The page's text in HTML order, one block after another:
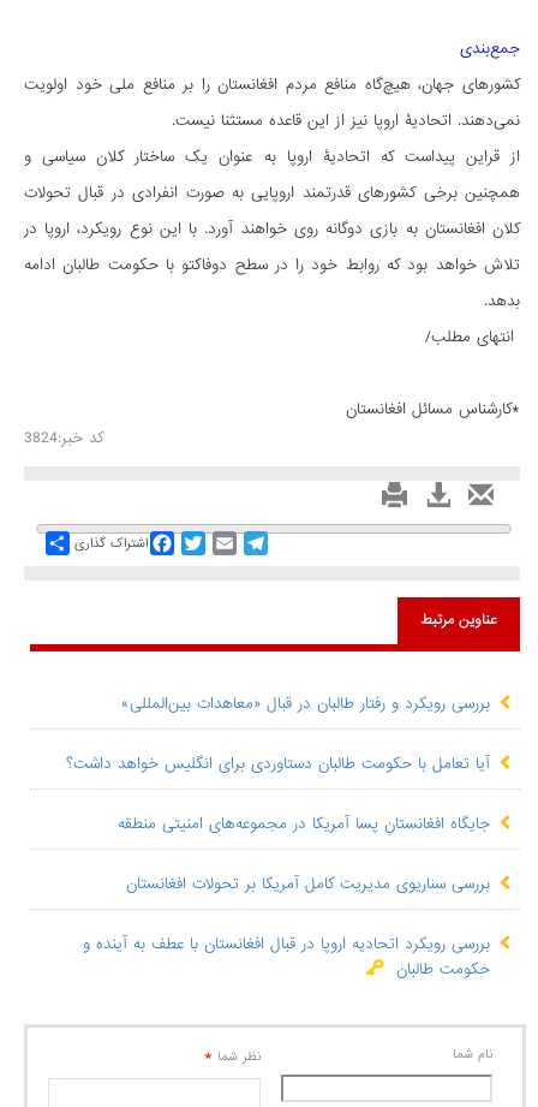
جمع‌بندی
کشورهای جهان، هیچ‌گاه منافع مردم افغانستان را بر منافع ملی خود اولویت
نمی‌دهند. اتحادیۀ اروپا نیز از این قاعده مستثنا نیست.
از قراین پیداست که اتحادیۀ اروپا به عنوان یک ساختار کلان سیاسی و
همچنین برخی کشورهای قدرتمند اروپایی به صورت انفرادی در قبال تحولات
کلان افغانستان به بازی دوگانه روی خواهند آورد. با این نوع رویکرد، اروپا در
تلاش خواهد بود که روابط خود را در سطح دوفاکتو با حکومت طالبان ادامه
بدهد.
انتهای مطلب/
*کارشناس مسائل افغانستان
کد خبر:3824
Share اشتراک گذاری
FacebookTwitterEmail
Telegram
عناوین مرتبط
بررسی رویکرد و رفتار طالبان در قبال «معاهدات بین‌المللی»
آیا تعامل با حکومت طالبان دستاوردی برای انگلیس خواهد داشت؟
جایگاه افغانستانِ پسا آمریکا در مجموعه‌های امنیتی منطقه‌
بررسی سناریوی مدیریت کامل آمریکا بر تحولات افغانستان
بررسی رویکرد اتحادیه اروپا در قبال افغانستان با عطف به آینده و
حکومت طالبان
نام شما نظر شما *